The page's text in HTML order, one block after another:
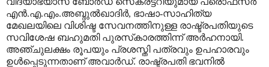
എന്‍.എ.എം.അബ്ദുല്‍ഖാദിര്‍, ഭാഷാ-സാഹിത്യ
മേഖലയിലെ വിശിഷ്ട സേവനത്തിനുള്ള രാഷ്ട്രപതിയുടെ
സവിശേഷ ബഹുമതി പുരസ്‌കാരത്തിന്ന് അര്‍ഹനായി.
അഞ്ചുലക്ഷം രൂപയും പ്രശസ്തി പത്രവും ഉപഹാരവും
ഉള്‍പ്പെടുന്നതാണ് അവാര്‍ഡ്. രാഷ്ട്രപതി ഭവനില്‍